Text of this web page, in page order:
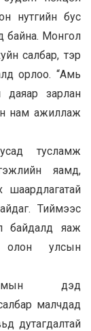
нутгийн бус
байна. Монгол
салбар, тэр
орлоо. “Амь
даяар зарлан
нам ажиллаж
тусламж
яамд,
шаардлагатай
Тиймээс
байдалд яаж
олон улсын
дэд
малчдад
дутагдалтай